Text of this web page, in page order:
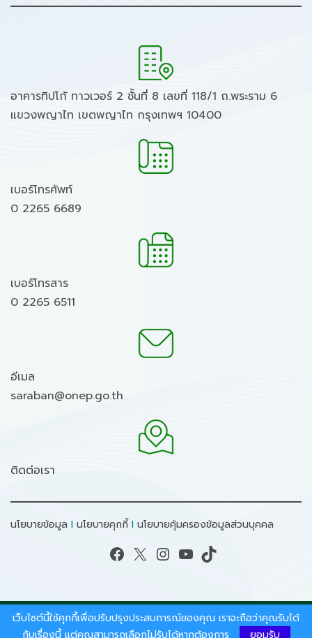
อาคารทิปโก้ ทาวเวอร์ 2 ชั้นที่ 8 เลขที่ 118/1 ถ.พระราม 6
แขวงพญาไท เขตพญาไท กรุงเทพฯ 10400
เบอร์โทรศัพท์
0 2265 6689
เบอร์โทรสาร
0 2265 6511
อีเมล
saraban@onep.go.th
ติดต่อเรา
นโยบายข้อมูล I นโยบายคุกกี้ I นโยบายคุ้มครองข้อมูลส่วนบุคคล
Facebook X Instagram YouTube TikTok
สงวนลิขสิทธิ์ © 2026 - สำนักงานนโยบายและแผน
ทรัพยากรธรรมชาติและสิ่งแวดล้อม.
เว็บไซต์นี้ใช้คุกกี้เพื่อปรับปรุงประสบการณ์ของคุณ เราจะถือว่าคุณรับได้
กับเรื่องนี้ แต่คุณสามารถเลือกไม่รับได้หากต้องการ
ยอมรับ